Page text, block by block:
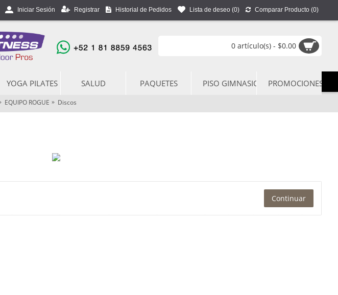
Iniciar Sesión Registrar Historial de Pedidos Lista de deseo (0) Comparar Producto (0)
0 artículo(s) - $0.00
YOGA PILATES SALUD PAQUETES PISO GIMNASIO PROMOCIONES
EQUIPO ROGUE Discos
Continuar